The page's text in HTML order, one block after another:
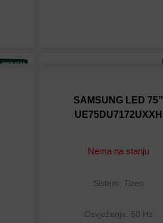
SAMSUNG LED 75”
UE75DU7172UXXH
Nema na stanju
Sistem: Tizen
Osvježenje: 50 Hz